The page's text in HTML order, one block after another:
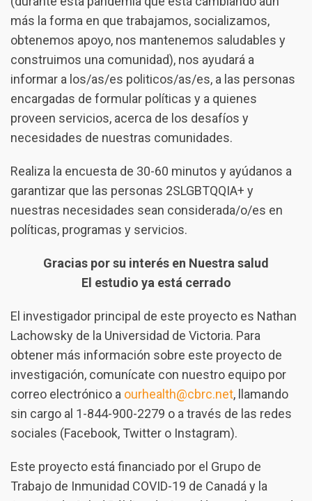
más la forma en que trabajamos, socializamos,
obtenemos apoyo, nos mantenemos saludables y
construimos una comunidad), nos ayudará a
informar a los/as/es politicos/as/es, a las personas
encargadas de formular políticas y a quienes
proveen servicios, acerca de los desafíos y
necesidades de nuestras comunidades.
Realiza la encuesta de 30-60 minutos y ayúdanos a
garantizar que las personas 2SLGBTQQIA+ y
nuestras necesidades sean considerada/o/es en
políticas, programas y servicios.
Gracias por su interés en Nuestra salud
El estudio ya está cerrado
El investigador principal de este proyecto es Nathan
Lachowsky de la Universidad de Victoria. Para
obtener más información sobre este proyecto de
investigación, comunícate con nuestro equipo por
correo electrónico a ourhealth@cbrc.net, llamando
sin cargo al 1-844-900-2279 o a través de las redes
sociales (Facebook, Twitter o Instagram).
Este proyecto está financiado por el Grupo de
Trabajo de Inmunidad COVID-19 de Canadá y la